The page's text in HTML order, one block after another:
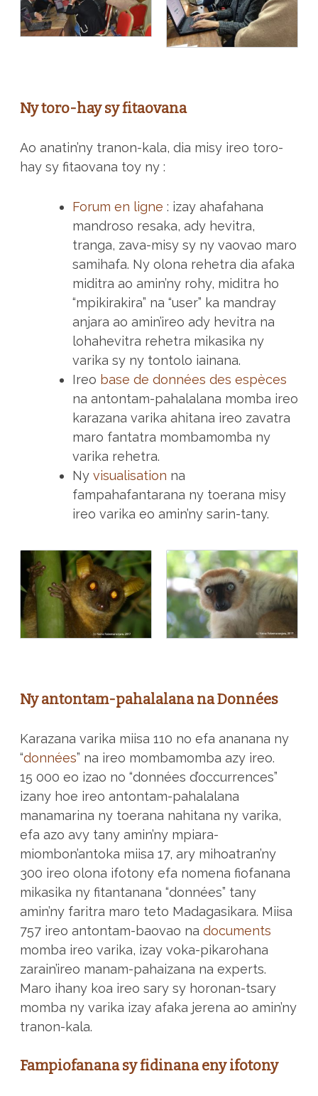
Ny toro-hay sy fitaovana
Ao anatin’ny tranon-kala, dia misy ireo toro-
hay sy fitaovana toy ny :
Forum en ligne : izay ahafahana
mandroso resaka, ady hevitra,
tranga, zava-misy sy ny vaovao maro
samihafa. Ny olona rehetra dia afaka
miditra ao amin’ny rohy, miditra ho
“mpikirakira” na “user” ka mandray
anjara ao amin’ireo ady hevitra na
lohahevitra rehetra mikasika ny
varika sy ny tontolo iainana.
Ireo base de données des espèces
na antontam-pahalalana momba ireo
karazana varika ahitana ireo zavatra
maro fantatra mombamomba ny
varika rehetra.
Ny visualisation na
fampahafantarana ny toerana misy
ireo varika eo amin’ny sarin-tany.
Ny antontam-pahalalana na Données
Karazana varika miisa 110 no efa ananana ny
“données” na ireo mombamomba azy ireo.
15 000 eo izao no “données d’occurrences”
izany hoe ireo antontam-pahalalana
manamarina ny toerana nahitana ny varika,
efa azo avy tany amin’ny mpiara-
miombon’antoka miisa 17, ary mihoatran’ny
300 ireo olona ifotony efa nomena fiofanana
mikasika ny fitantanana “données” tany
amin’ny faritra maro teto Madagasikara. Miisa
757 ireo antontam-baovao na documents
momba ireo varika, izay voka-pikarohana
zarain’ireo manam-pahaizana na experts.
Maro ihany koa ireo sary sy horonan-tsary
momba ny varika izay afaka jerena ao amin’ny
tranon-kala.
Fampiofanana sy fidinana eny ifotony